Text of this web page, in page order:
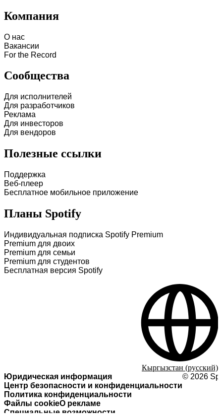
Компания
О нас
Вакансии
For the Record
Сообщества
Для исполнителей
Для разработчиков
Реклама
Для инвесторов
Для вендоров
Полезные ссылки
Поддержка
Веб-плеер
Бесплатное мобильное приложение
Планы Spotify
Индивидуальная подписка Spotify Premium
Premium для двоих
Premium для семьи
Premium для студентов
Бесплатная версия Spotify
Юридическая информация
Центр безопасности и конфиденциальности
Политика конфиденциальности
Файлы cookieО рекламе
Специальные возможности
© 2026
Кыргызстан (русский)